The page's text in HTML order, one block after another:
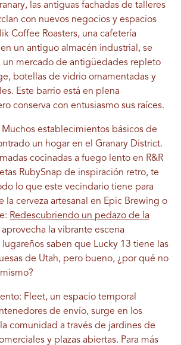
las antiguas fachadas de talleres
con nuevos negocios y espacios
Coffee Roasters, una cafetería
un antiguo almacén industrial, se
un mercado de antigüedades repleto
botellas de vidrio ornamentadas y
Este barrio está en plena
conserva con entusiasmo sus raíces.
establecimientos básicos de
un hogar en el Granary District.
cocinadas a fuego lento en R&R
RubySnap de inspiración retro, te
lo que este vecindario tiene para
la cerveza artesanal en Epic Brewing o
Redescubriendo un pedazo de la
aprovecha la vibrante escena
saben que Lucky 13 tiene las
de Utah, pero bueno, ¿por qué no
Fleet, un espacio temporal
de envío, surge en los
comunidad a través de jardines de
y plazas abiertas. Para más